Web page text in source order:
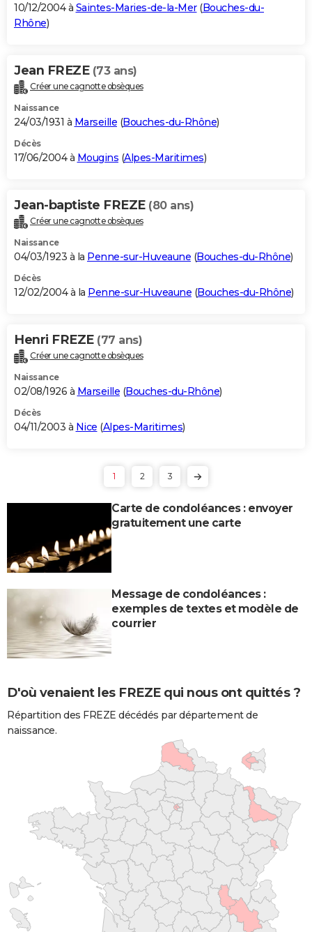
10/12/2004 à Saintes-Maries-de-la-Mer(Bouches-du-
Rhône)
Jean FREZE (73 ans)
Créer une cagnotte obsèques
Naissance
24/03/1931 à Marseille (Bouches-du-Rhône)
Décès
17/06/2004 à Mougins (Alpes-Maritimes)
Jean-baptiste FREZE (80 ans)
Créer une cagnotte obsèques
Naissance
04/03/1923 à la Penne-sur-Huveaune (Bouches-du-Rhône)
Décès
12/02/2004 à la Penne-sur-Huveaune (Bouches-du-Rhône)
Henri FREZE (77 ans)
Créer une cagnotte obsèques
Naissance
02/08/1926 à Marseille (Bouches-du-Rhône)
Décès
04/11/2003 à Nice (Alpes-Maritimes)
1 2 3
Carte de condoléances : envoyer
gratuitement une carte
Message de condoléances :
exemples de textes et modèle de
courrier
D'où venaient les FREZE qui nous ont quittés ?
Répartition des FREZE décédés par département de
naissance.